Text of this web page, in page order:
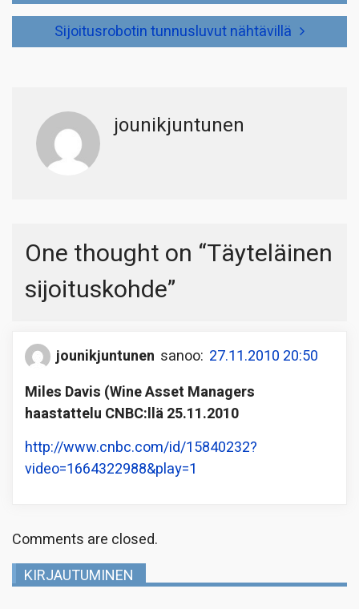
Sijoitusrobotin tunnusluvut nähtävillä
jounikjuntunen
One thought on “Täyteläinen
sijoituskohde”
jounikjuntunen sanoo: 27.11.2010 20:50
Miles Davis (Wine Asset Managers
haastattelu CNBC:llä 25.11.2010
http://www.cnbc.com/id/15840232?
video=1664322988&play=1
Comments are closed.
KIRJAUTUMINEN